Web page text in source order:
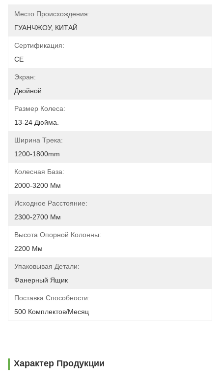
Место Происхождения:
ГУАНЧЖОУ, КИТАЙ
Сертификация:
CE
Экран:
Двойной
Размер Колеса:
13-24 Дюйма.
Ширина Трека:
1200-1800mm
Колесная База:
2000-3200 Мм
Исходное Расстояние:
2300-2700 Мм
Высота Опорной Колонны:
2200 Мм
Упаковывая Детали:
Фанерный Ящик
Поставка Способности:
500 Комплектов/месяц
Характер Продукции